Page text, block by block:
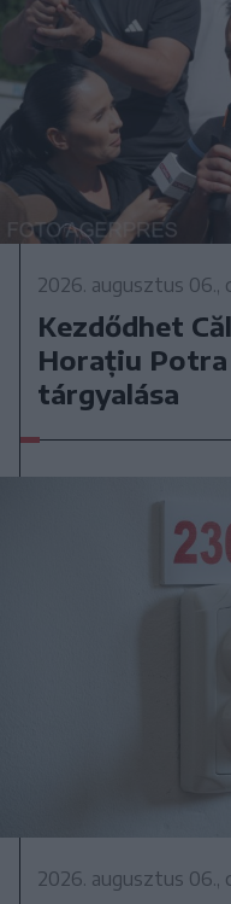
2026. augusztus
Kezdődhet
Horațiu Potra
tárgyalása
2026. augusztus